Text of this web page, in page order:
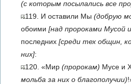
(с которым посылались все
119. И оставили Мы (добрую
обоими [над пророками Мусой
последних [среди тех общин,
них]:
120. «Мир (пророкам) Мусе и
мольба за них о благополучии)